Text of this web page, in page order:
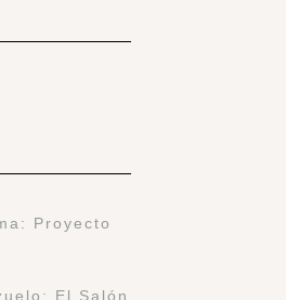
Proyecto
El Salón